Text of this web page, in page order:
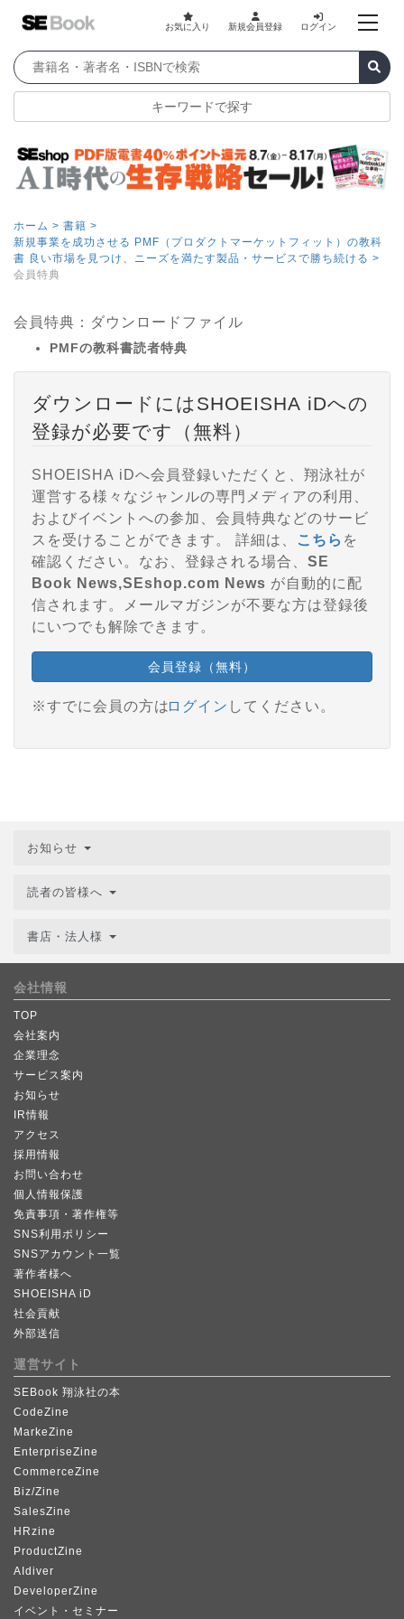
お気に入り 新規会員登録 ログイン
キーワードで探す
ホーム > 書籍 >
新規事業を成功させる PMF（プロダクトマーケットフィット）の教科
書 良い市場を見つけ、ニーズを満たす製品・サービスで勝ち続ける >
会員特典
会員特典：ダウンロードファイル
PMFの教科書読者特典
ダウンロードにはSHOEISHA iDへの
登録が必要です（無料）
SHOEISHA iDへ会員登録いただくと、翔泳社が
運営する様々なジャンルの専門メディアの利用、
およびイベントへの参加、会員特典などのサービ
スを受けることができます。 詳細は、
こちら を
確認ください。なお、登録される場合、 SE
Book News,SEshop.com News が自動的に配
信されます。メールマガジンが不要な方は登録後
にいつでも解除できます。
会員登録（無料）
※すでに会員の方はログイン してください。
お知らせ
読者の皆様へ
書店・法人様
会社情報
TOP
会社案内
企業理念
サービス案内
お知らせ
IR情報
アクセス
採用情報
お問い合わせ
個人情報保護
免責事項・著作権等
SNS利用ポリシー
SNSアカウント一覧
著作者様へ
SHOEISHA iD
社会貢献
外部送信
運営サイト
SEBook 翔泳社の本
CodeZine
MarkeZine
EnterpriseZine
CommerceZine
Biz/Zine
SalesZine
HRzine
ProductZine
AIdiver
DeveloperZine
イベント・セミナー